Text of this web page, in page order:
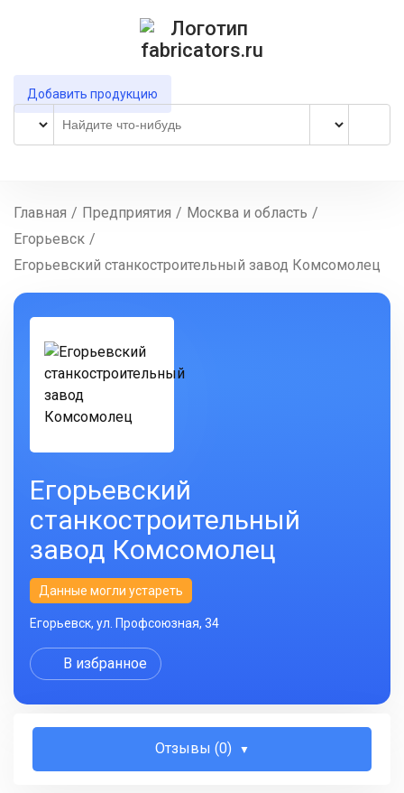
Добавить продукцию
Главная / Предприятия / Москва и область /
Егорьевск /
Егорьевский станкостроительный завод Комсомолец
Егорьевский
станкостроительный
завод Комсомолец
Данные могли устареть
Егорьевск, ул. Профсоюзная, 34
В избранное
Отзывы (0)